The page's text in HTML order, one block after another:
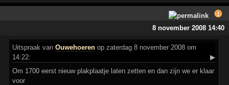
8 november 2008 14:40
Uitspraak vanOuwehoeren op zaterdag 8 november 2008 om
14:22:
▶
Om 1700 eerst nieuw plakplaatje laten zetten en dan zijn we er klaar
voor